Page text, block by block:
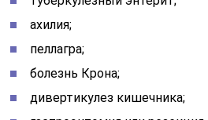
ахилия;
пеллагра;
болезнь Крона;
дивертикулез кишечника;